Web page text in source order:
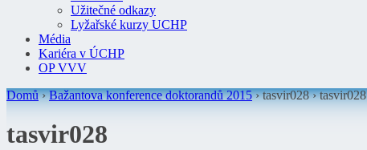
Užitečné odkazy
Lyžařské kurzy UCHP
Média
Kariéra v ÚCHP
OP VVV
Domů›Bažantova konference doktorandů 2015› tasvir028 ›tasvir028
tasvir028